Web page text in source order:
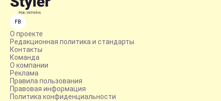
FB
О проекте
Редакционная политика и стандарты
Контакты
Команда
О компании
Реклама
Правила пользования
Правовая информация
Политика конфиденциальности